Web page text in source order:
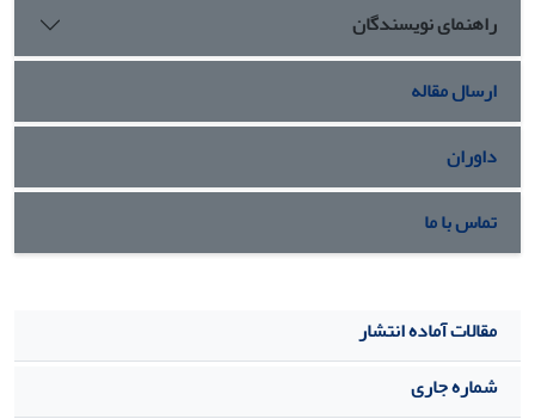
راهنمای نویسندگان
ارسال مقاله
داوران
تماس با ما
مقالات آماده انتشار
شماره جاری